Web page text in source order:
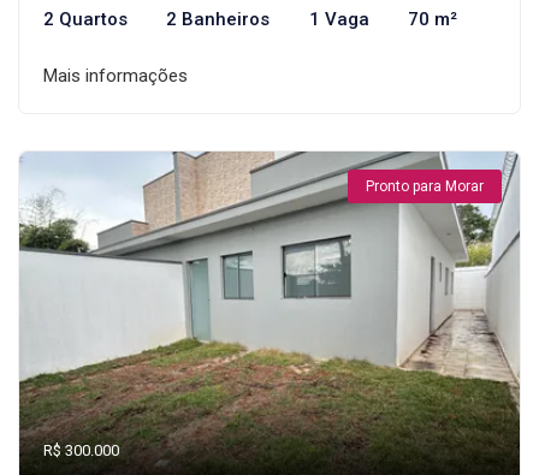
2 Quartos 2 Banheiros 1 Vaga 70 m²
Mais informações
Pronto para Morar
R$ 300.000